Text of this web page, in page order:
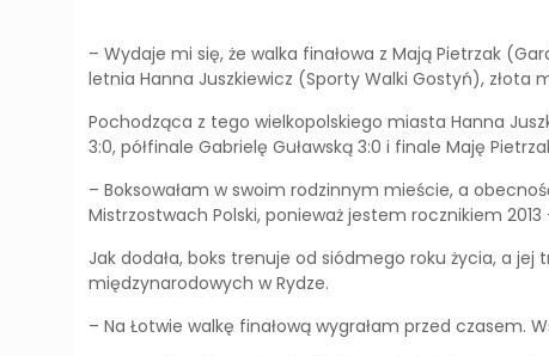
– Wydaje mi się, że walka finałowa z Mają Pietrzak
letnia Hanna Juszkiewicz (Sporty Walki Gostyń), złota
Pochodząca z tego wielkopolskiego miasta Hanna
3:0, półfinale Gabrielę Guławską 3:0 i finale Maję
– Boksowałam w swoim rodzinnym mieście, a
Mistrzostwach Polski, ponieważ jestem rocznikiem 2013
Jak dodała, boks trenuje od siódmego roku życia, a
międzynarodowych w Rydze.
– Na Łotwie walkę finałową wygrałam przed czasem.